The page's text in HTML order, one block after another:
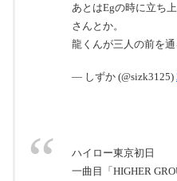
あとはEgの時に立ち
さんとか。
龍くんが三人の前を
— しずか (@sizk3125)
ハイロー東京初日
一曲目「HIGHER